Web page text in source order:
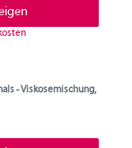
- Viskosemischung,